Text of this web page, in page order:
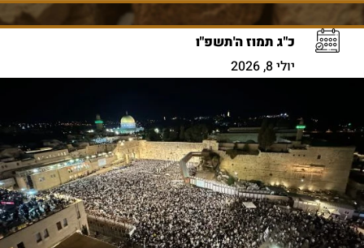
כ"ג תמוז ה'תשפ"ו
יולי 8, 2026